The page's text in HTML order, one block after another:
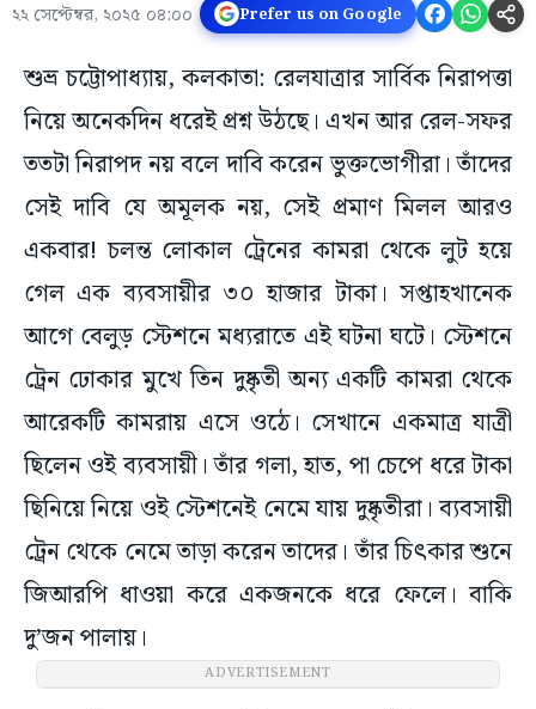
২২ সেপ্টেম্বর, ২০২৫ ০৪:০০ Prefer us on Google
শুভ্র চট্টোপাধ্যায়, কলকাতা: রেলযাত্রার সার্বিক নিরাপত্তা
নিয়ে অনেকদিন ধরেই প্রশ্ন উঠছে। এখন আর রেল-সফর
ততটা নিরাপদ নয় বলে দাবি করেন ভুক্তভোগীরা। তাঁদের
সেই দাবি যে অমূলক নয়, সেই প্রমাণ মিলল আরও
একবার! চলন্ত লোকাল ট্রেনের কামরা থেকে লুট হয়ে
গেল এক ব্যবসায়ীর ৩০ হাজার টাকা। সপ্তাহখানেক
আগে বেলুড় স্টেশনে মধ্যরাতে এই ঘটনা ঘটে। স্টেশনে
ট্রেন ঢোকার মুখে তিন দুষ্কৃতী অন্য একটি কামরা থেকে
আরেকটি কামরায় এসে ওঠে। সেখানে একমাত্র যাত্রী
ছিলেন ওই ব্যবসায়ী। তাঁর গলা, হাত, পা চেপে ধরে টাকা
ছিনিয়ে নিয়ে ওই স্টেশনেই নেমে যায় দুষ্কৃতীরা। ব্যবসায়ী
ট্রেন থেকে নেমে তাড়া করেন তাদের। তাঁর চিৎকার শুনে
জিআরপি ধাওয়া করে একজনকে ধরে ফেলে। বাকি
দু’জন পালায়।
ADVERTISEMENT